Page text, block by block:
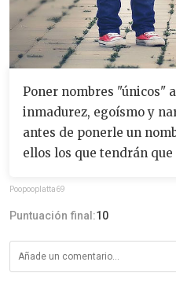
Poner nombres "únicos"
inmadurez, egoísmo y
antes de ponerle un
ellos los que tendrán
Poopooplatta69
Puntuación final:10